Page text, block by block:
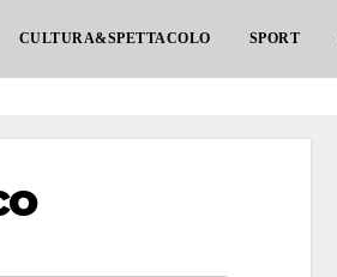
CULTURA&SPETTACOLO SPORT